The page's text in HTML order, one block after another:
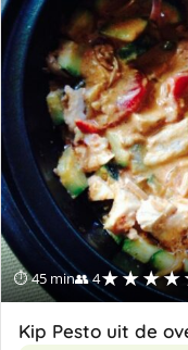
⏱ 45 min👥 4
Kip Pesto uit de